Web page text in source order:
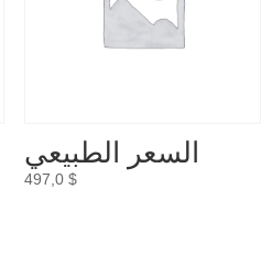
السعر الطبيعي
497,0 $